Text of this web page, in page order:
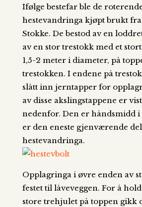
Ifølge bestefar ble de
hestevandringa kjøpt brukt
Stokke. De bestod av en
av en stor trestokk med et
1,5-2 meter i diameter, på
trestokken. I endene på
slått inn jerntapper for
av disse akslingstappene er
nedenfor. Den er håndsmidd i
er den eneste gjenværende
hestevandringa.
Opplagringa i øvre enden av
festet til låveveggen. For å
store trehjulet på toppen gikk